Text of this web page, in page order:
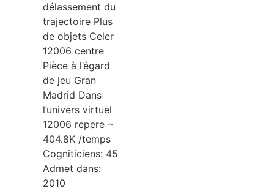
délassement du
trajectoire Plus
de objets Celer
12006 centre
Pièce à l’égard
de jeu Gran
Madrid Dans
l’univers virtuel
12006 repere ~
404.8K /temps
Cogniticiens: 45
Admet dans:
2010